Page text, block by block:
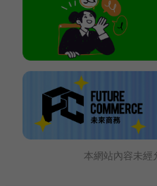
本網站內容未經